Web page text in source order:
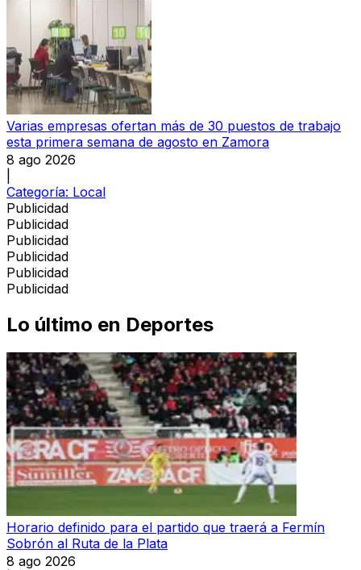
Varias empresas ofertan más de 30 puestos de trabajo
esta primera semana de agosto en Zamora
8 ago 2026
Categoría: Local
Publicidad
Publicidad
Publicidad
Publicidad
Publicidad
Publicidad
Lo último en Deportes
Horario definido para el partido que traerá a Fermín
Sobrón al Ruta de la Plata
8 ago 2026